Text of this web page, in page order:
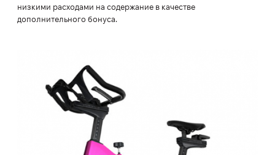
низкими расходами на содержание в качестве
дополнительного бонуса.